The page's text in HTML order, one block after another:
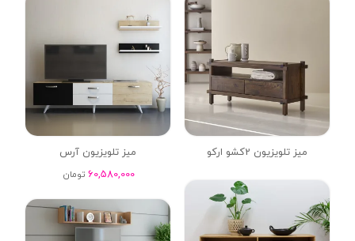
میز تلویزیون 2کشو ارکو
میز تلویزیون آرس
60,580,000 تومان